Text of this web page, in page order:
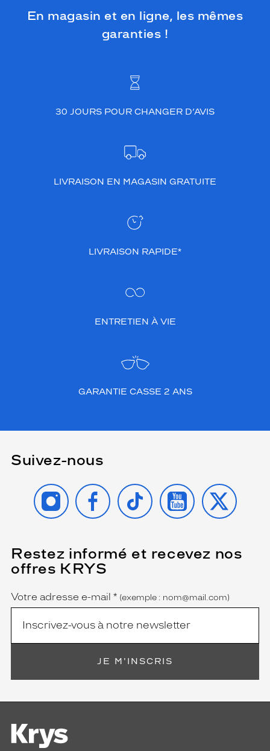
En magasin et en ligne, les mêmes
garanties !
30 JOURS POUR CHANGER D’AVIS
LIVRAISON EN MAGASIN GRATUITE
LIVRAISON RAPIDE*
ENTRETIEN À VIE
GARANTIE CASSE 2 ANS
Suivez-nous
INSTAGRAMFACEBOOK
TIKTOK YOUTUBE
X
Restez informé et recevez nos
offres KRYS
Name
Votre adresse e-mail *
(Ce
champ
est
obligatoire)
(exemple : nom@mail.com)
JE M'INSCRIS